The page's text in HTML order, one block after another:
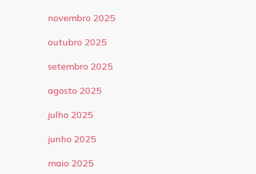
novembro 2025
outubro 2025
setembro 2025
agosto 2025
julho 2025
junho 2025
maio 2025